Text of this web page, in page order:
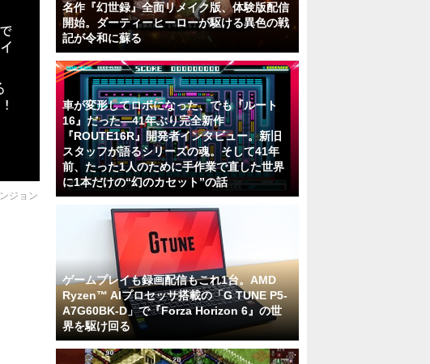
ジョン
名作『幻世録』全面リメイク版、体験版配信
開始。ダーティーヒーローが駆ける異色の戦
記が令和に蘇る
車が変形してロボになった、でも『ルート
16』だった―41年ぶり完全新作
『ROUTE16R』開発者インタビュー。新旧
スタッフが語るシリーズの魂。そして41年
前、たった1人のために手作業で直した世界
に1本だけの“幻のカセット”の話
ゲームプレイも録画配信もこれ1台。AMD
Ryzen™ AIプロセッサ搭載の「G TUNE P5-
A7G60BK-D」で『Forza Horizon 6』の世
界を駆け回る